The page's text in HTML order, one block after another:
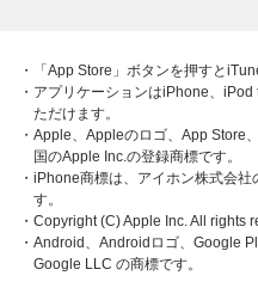
・「App Store」ボタンを押すと
・アプリケーションはiPhone、
ただけます。
・Apple、Appleのロゴ、App Store
国のApple Inc.の登録商標です。
・iPhone商標は、アイホン株式会
す。
・Copyright (C) Apple Inc. All rights
・Android、Androidロゴ、Google
Google LLC の商標です。